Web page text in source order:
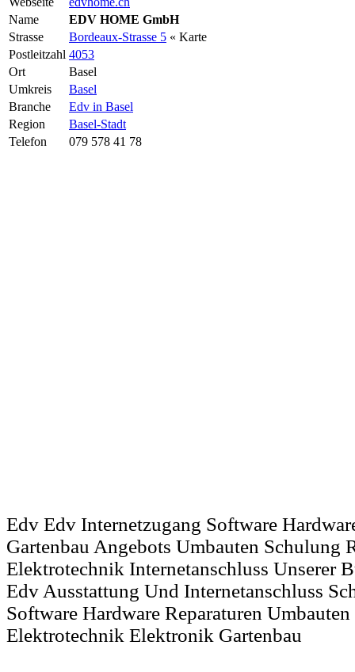
Name
EDV HOME GmbH
Strasse
Bordeaux-Strasse 5 « Karte
Postleitzahl 4053
Ort
Basel
Umkreis
Basel
Branche
Edv in Basel
Region
Basel-Stadt
Telefon
079 578 41 78
Edv Edv Internetzugang Software
Gartenbau Angebots Umbauten Schulung
Elektrotechnik Internetanschluss Unserer
Edv Ausstattung Und Internetanschluss
Software Hardware Reparaturen
Elektrotechnik Elektronik Gartenbau